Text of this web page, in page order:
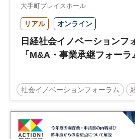
大手町プレイスホール
リアル オンライン
日経社会イノベーションフ
「M&A・事業承継フォーラ
社会イノベーションフォーラム
事業承継 中堅中小企業
日経社会イノベーションフォーラム